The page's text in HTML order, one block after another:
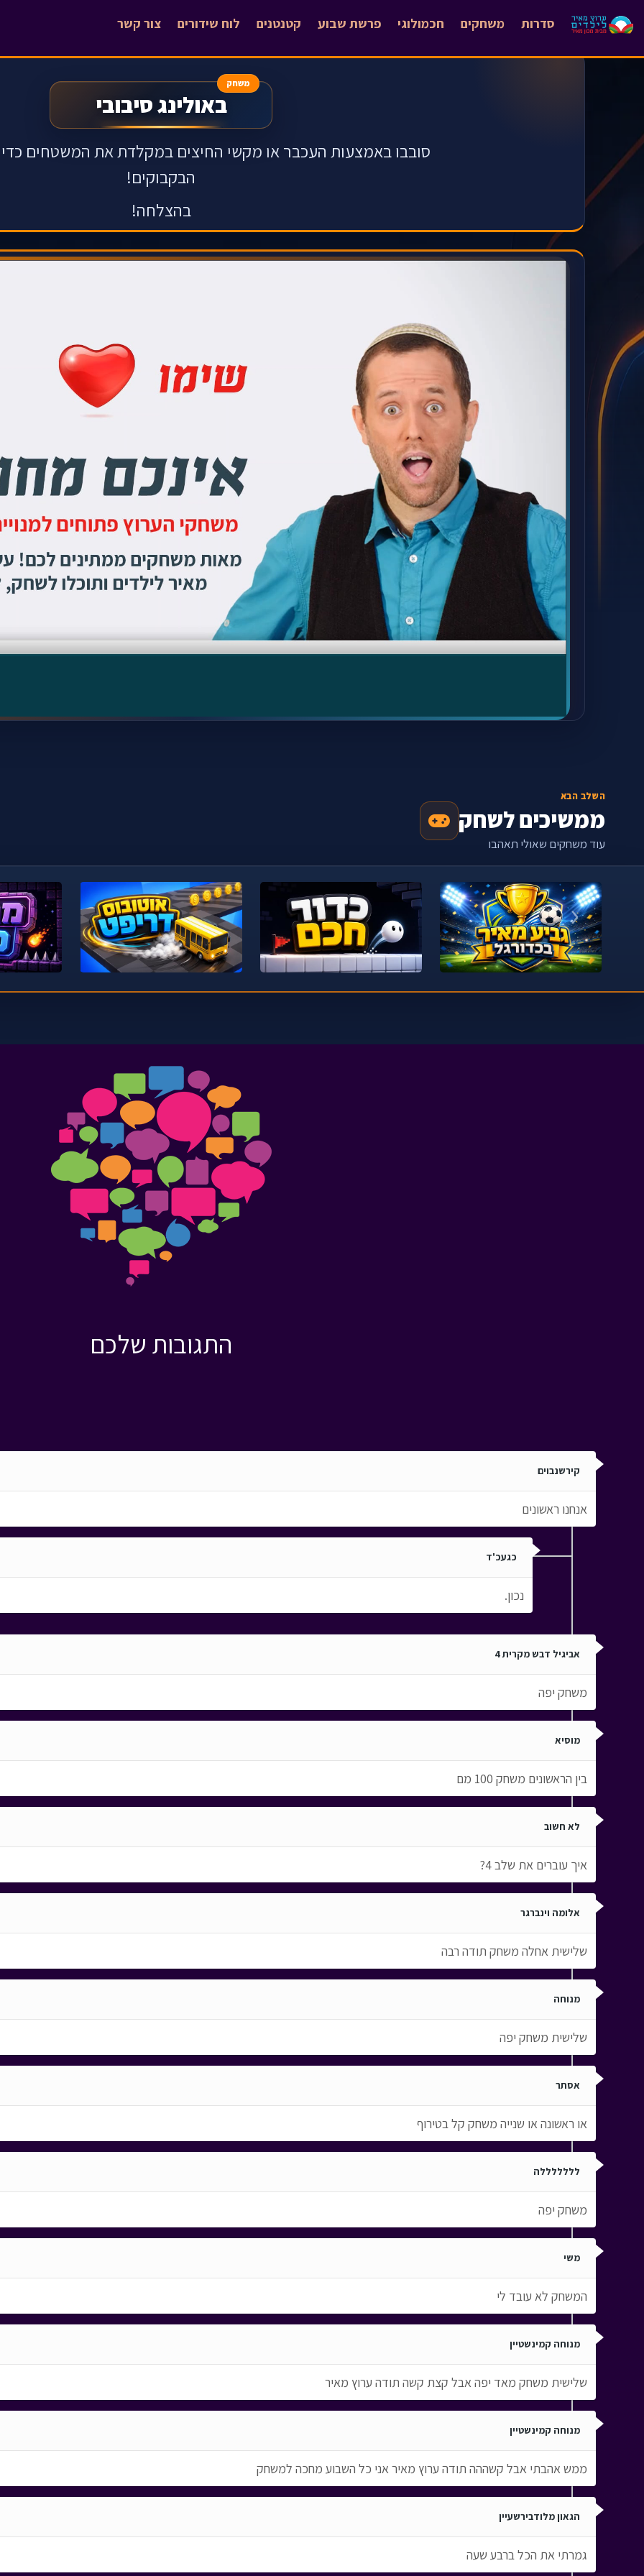
צור קשר לוח שידורים קטנטנים פרשת שבוע חכמולוגי משחקים סדרות
משחק
באולינג סיבובי
סובבו באמצעות העכבר או מקשי החיצים במקלדת את המשטחים כדי
הבקבוקים!
בהצלחה!
השלב הבא
ממשיכים לשחק
עוד משחקים שאולי תאהבו
‹
התגובות שלכם
קירשנבוים
אנחנו ראשונים
כגעכ'ד
נכון.
אביגיל דבש מקרית 4
משחק יפה
מוסיא
בין הראשונים משחק 100 מם
לא חשוב
איך עוברים את שלב 4?
אלומה וינברגר
שלישית אחלה משחק תודה רבה
מנוחה
שלישית משחק יפה
אסתר
או ראשונה או שנייה משחק קל בטירוף
לללללללה
משחק יפה
משי
המשחק לא עובד לי
מנוחה קמינשטיין
שלישית משחק מאד יפה אבל קצת קשה תודה ערוץ מאיר
מנוחה קמינשטיין
ממש אהבתי אבל קשההה תודה ערוץ מאיר אני כל השבוע מחכה למשחק
הגאון מלודבירשעיין
גמרתי את הכל ברבע שעה